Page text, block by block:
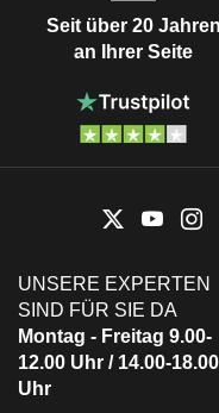
Seit über 20 Jahren
an Ihrer Seite
UNSERE EXPERTEN
SIND FÜR SIE DA
Montag - Freitag 9.00-
12.00 Uhr / 14.00-18.00
Uhr